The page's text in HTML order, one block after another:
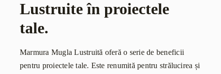
Lustruite în proiectele
tale.
Marmura Mugla Lustruită oferă o serie de beneficii
pentru proiectele tale. Este renumită pentru strălucirea și